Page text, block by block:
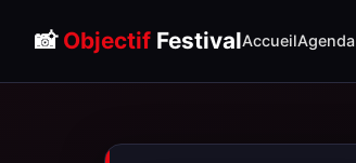
📸 Objectif FestivalAccueilAgenda